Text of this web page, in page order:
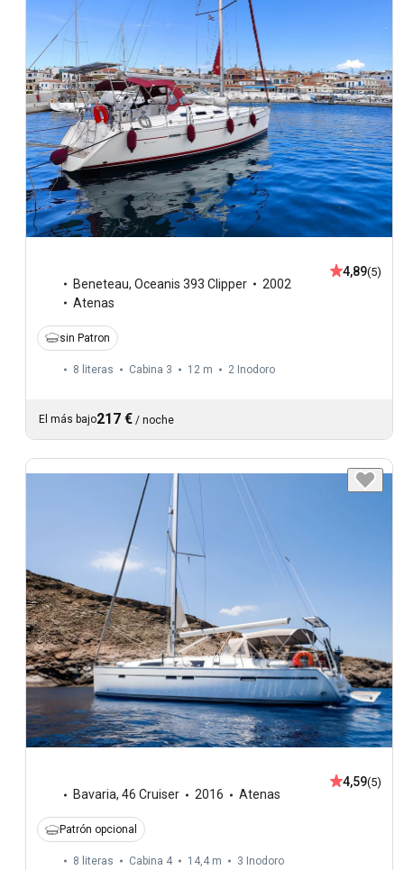
Beneteau, Oceanis 393 Clipper
2002
Atenas
4,89(5)
sin Patron
8 literas Cabina 3 12 m 2 Inodoro
El más bajo217 € / noche
Bavaria, 46 Cruiser 2016 Atenas
4,59(5)
Patrón opcional
8 literas Cabina 4 14,4 m 3 Inodoro